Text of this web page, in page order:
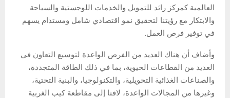
العالمية كمركز رائد للتمويل والخدمات اللوجستية والسياحة
والابتكار مع رؤيتنا لتحقيق نمو اقتصادي شامل ومستدام يسهم
في توفير فرص العمل.
وأضاف أن هناك العديد من الفرص الواعدة لتوسيع التعاون في
العديد من القطاعات الحيوية، بما في ذلك الطاقة المتجددة،
والصناعات الغذائية التحويلية، والتكنولوجيا، والبنية التحتية،
وغيرها من المجالات الواعدة، لافتا إلى مقاطعة كيب الغربية